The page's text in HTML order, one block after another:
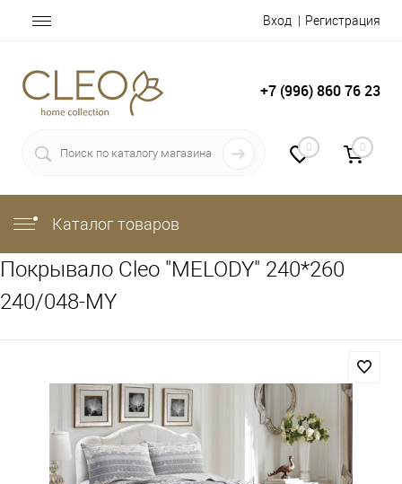
Вход Регистрация
+7 (996) 860 76 23
0 0
Каталог товаров
Покрывало Cleo "MELODY" 240*260
240/048-MY